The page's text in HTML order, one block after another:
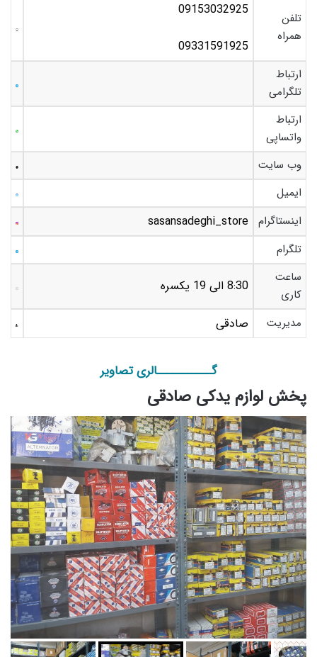
تلفن
همراه
09153032925
09331591925
ارتباط
تلگرامی
ارتباط
واتساپی
وب سایت
ایمیل
اینستاگرام sasansadeghi_store
تلگرام
ساعت
کاری
8:30 الی 19 یکسره
مدیریت صادقی
گـــــــــــالری تصاویر
پخش لوازم یدکی صادقی